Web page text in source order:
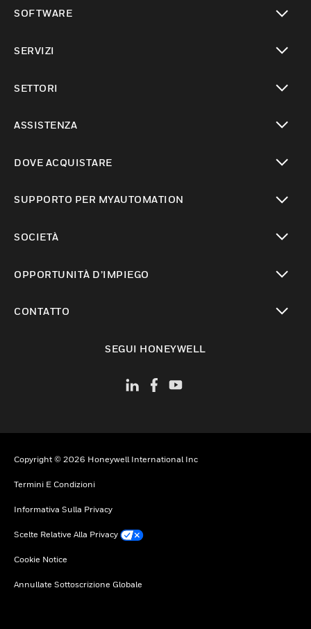
SOFTWARE
SERVIZI
SETTORI
ASSISTENZA
DOVE ACQUISTARE
SUPPORTO PER MYAUTOMATION
SOCIETÀ
OPPORTUNITÀ D’IMPIEGO
CONTATTO
SEGUI HONEYWELL
Copyright © 2026 Honeywell International Inc
Termini E Condizioni
Informativa Sulla Privacy
Scelte Relative Alla Privacy
Cookie Notice
Annullate Sottoscrizione Globale